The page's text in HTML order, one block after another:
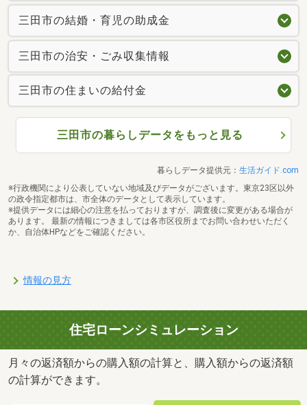
三田市の結婚・育児の助成金
三田市の治安・ごみ収集情報
三田市の住まいの給付金
三田市の暮らしデータをもっと見る
暮らしデータ提供元： 生活ガイド.com
※行政機関により公表していない地域及びデータがございます。東京23区以外
の政令指定都市は、市全体のデータとして表示しています。
※提供データには細心の注意を払っておりますが、調査後に変更がある場合が
あります。 最新の情報につきましては各市区役所までお問い合わせいただく
か、自治体HPなどをご確認ください。
情報の見方
住宅ローンシミュレーション
月々の返済額からの購入額の計算と、購入額からの返済額
の計算ができます。